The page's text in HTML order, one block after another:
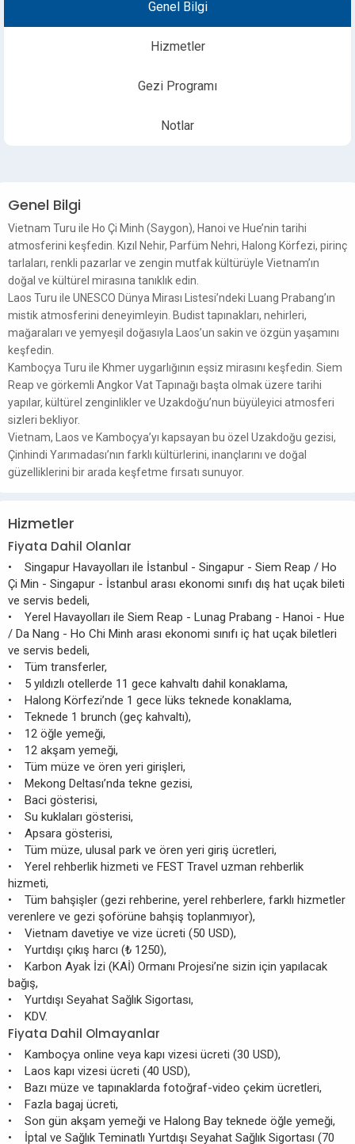
Genel Bilgi
Hizmetler
Gezi Programı
Notlar
Genel Bilgi
Vietnam Turu ile Ho Çi Minh (Saygon), Hanoi ve Hue’nin tarihi
atmosferini keşfedin. Kızıl Nehir, Parfüm Nehri, Halong Körfezi, pirinç
tarlaları, renkli pazarlar ve zengin mutfak kültürüyle Vietnam’ın
doğal ve kültürel mirasına tanıklık edin.
Laos Turu ile UNESCO Dünya Mirası Listesi’ndeki Luang Prabang’ın
mistik atmosferini deneyimleyin. Budist tapınakları, nehirleri,
mağaraları ve yemyeşil doğasıyla Laos’un sakin ve özgün yaşamını
keşfedin.
Kamboçya Turu ile Khmer uygarlığının eşsiz mirasını keşfedin. Siem
Reap ve görkemli Angkor Vat Tapınağı başta olmak üzere tarihi
yapılar, kültürel zenginlikler ve Uzakdoğu’nun büyüleyici atmosferi
sizleri bekliyor.
Vietnam, Laos ve Kamboçya’yı kapsayan bu özel Uzakdoğu gezisi,
Çinhindi Yarımadası’nın farklı kültürlerini, inançlarını ve doğal
güzelliklerini bir arada keşfetme fırsatı sunuyor.
Hizmetler
Fiyata Dahil Olanlar
• Singapur Havayolları ile İstanbul - Singapur - Siem Reap / Ho
Çi Min - Singapur - İstanbul arası ekonomi sınıfı dış hat uçak bileti
ve servis bedeli,
• Yerel Havayolları ile Siem Reap - Lunag Prabang - Hanoi - Hue
/ Da Nang - Ho Chi Minh arası ekonomi sınıfı iç hat uçak biletleri
ve servis bedeli,
• Tüm transferler,
• 5 yıldızlı otellerde 11 gece kahvaltı dahil konaklama,
• Halong Körfezi’nde 1 gece lüks teknede konaklama,
• Teknede 1 brunch (geç kahvaltı),
• 12 öğle yemeği,
• 12 akşam yemeği,
• Tüm müze ve ören yeri girişleri,
• Mekong Deltası’nda tekne gezisi,
• Baci gösterisi,
• Su kuklaları gösterisi,
• Apsara gösterisi,
• Tüm müze, ulusal park ve ören yeri giriş ücretleri,
• Yerel rehberlik hizmeti ve FEST Travel uzman rehberlik
hizmeti,
• Tüm bahşişler (gezi rehberine, yerel rehberlere, farklı hizmetler
verenlere ve gezi şoförüne bahşiş toplanmıyor),
• Vietnam davetiye ve vize ücreti (50 USD),
• Yurtdışı çıkış harcı (₺ 1250),
• Karbon Ayak İzi (KAİ) Ormanı Projesi’ne sizin için yapılacak
bağış,
• Yurtdışı Seyahat Sağlık Sigortası,
• KDV.
Fiyata Dahil Olmayanlar
• Kamboçya online veya kapı vizesi ücreti (30 USD),
• Laos kapı vizesi ücreti (40 USD),
• Bazı müze ve tapınaklarda fotoğraf-video çekim ücretleri,
• Fazla bagaj ücreti,
• Son gün akşam yemeği ve Halong Bay teknede öğle yemeği,
• İptal ve Sağlık Teminatlı Yurtdışı Seyahat Sağlık Sigortası (70